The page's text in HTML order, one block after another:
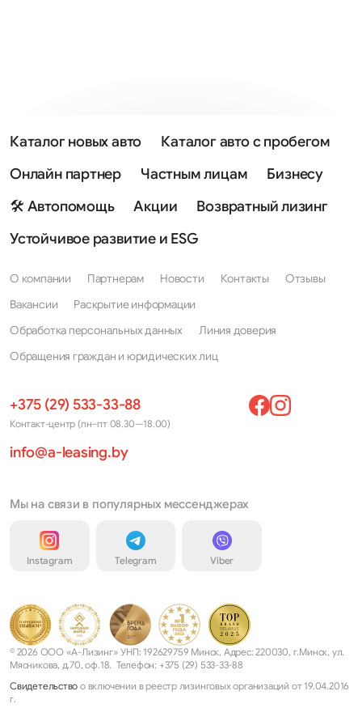
Каталог новых авто
Каталог авто с пробегом
Онлайн партнер
Частным лицам
Бизнесу
🛠 Автопомощь
Акции
Возвратный лизинг
Устойчивое развитие и ESG
О компании Партнерам Новости Контакты
Отзывы
Вакансии
Раскрытие информации
Обработка персональных данных
Линия доверия
Обращения граждан и юридических лиц
+375 (29) 533-33-88
Контакт-центр (пн–пт 08.30—18.00)
info@a-leasing.by
Мы на связи в популярных мессенджерах
Instagram Telegram Viber
© 2026 ООО «А-Лизинг» УНП: 192629759 Минск, Адрес: 220030, г.Минск, ул.
Мясникова, д.70, оф.18. Телефон: +375 (29) 533-33-88
Свидетельство о включении в реестр лизинговых организаций от 19.04.2016
г.